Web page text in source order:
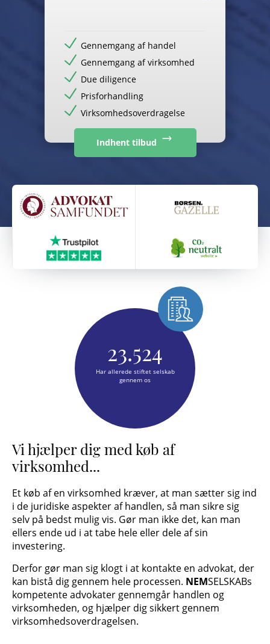
Gennemgang af handel
Gennemgang af virksomhed
Due diligence
Prisforhandling
Virksomhedsoverdragelse
Indhent tilbud
23.524
Har allerede stiftet selskab
gennem os
Vi hjælper dig med køb af
virksomhed...
Et køb af en virksomhed kræver, at man sætter sig ind
i de juridiske aspekter af handlen, så man sikre sig
selv på bedst mulig vis. Gør man ikke det, kan man
ellers ende ud i at tabe hele eller dele af sin
investering.
Derfor gør man sig klogt i at kontakte en advokat, der
kan bistå dig gennem hele processen. NEMSELSKABs
kompetente advokater gennemgår handlen og
virksomheden, og hjælper dig sikkert gennem
virksomhedsoverdragelsen.